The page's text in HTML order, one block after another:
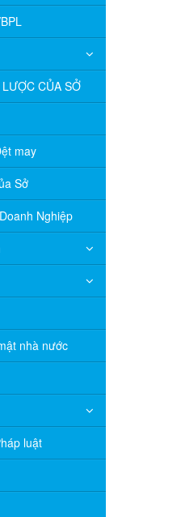
CỦA SỞ
may
Sở
Nghiệp
nhà nước
luật
thống phân
và hoạt động
tỉnh năm 2025
lý tài sản công